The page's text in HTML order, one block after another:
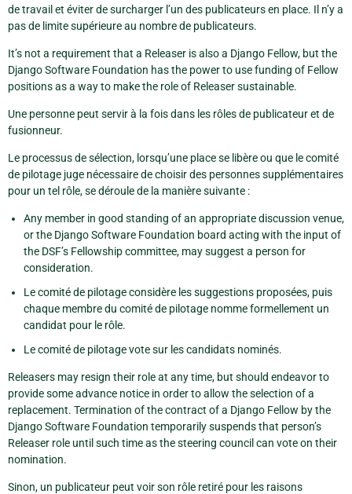
de travail et éviter de surcharger l’un des publicateurs en place. Il n’y a
pas de limite supérieure au nombre de publicateurs.
It’s not a requirement that a Releaser is also a Django Fellow, but the
Django Software Foundation has the power to use funding of Fellow
positions as a way to make the role of Releaser sustainable.
Une personne peut servir à la fois dans les rôles de publicateur et de
fusionneur.
Le processus de sélection, lorsqu’une place se libère ou que le comité
de pilotage juge nécessaire de choisir des personnes supplémentaires
pour un tel rôle, se déroule de la manière suivante :
Any member in good standing of an appropriate discussion venue,
or the Django Software Foundation board acting with the input of
the DSF’s Fellowship committee, may suggest a person for
consideration.
Le comité de pilotage considère les suggestions proposées, puis
chaque membre du comité de pilotage nomme formellement un
candidat pour le rôle.
Le comité de pilotage vote sur les candidats nominés.
Releasers may resign their role at any time, but should endeavor to
provide some advance notice in order to allow the selection of a
replacement. Termination of the contract of a Django Fellow by the
Django Software Foundation temporarily suspends that person’s
Releaser role until such time as the steering council can vote on their
nomination.
Sinon, un publicateur peut voir son rôle retiré pour les raisons